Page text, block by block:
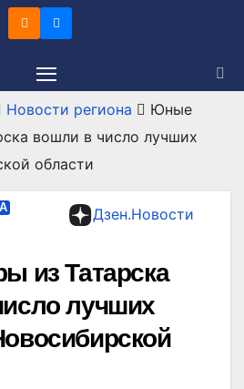
Новости региона
Юные
вошли в число лучших
области
Дзен.Новости
из Татарска
лучших